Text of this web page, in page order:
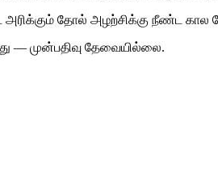
அரிக்கும் தோல் அழற்சிக்கு நீண்ட
— முன்பதிவு தேவையில்லை.